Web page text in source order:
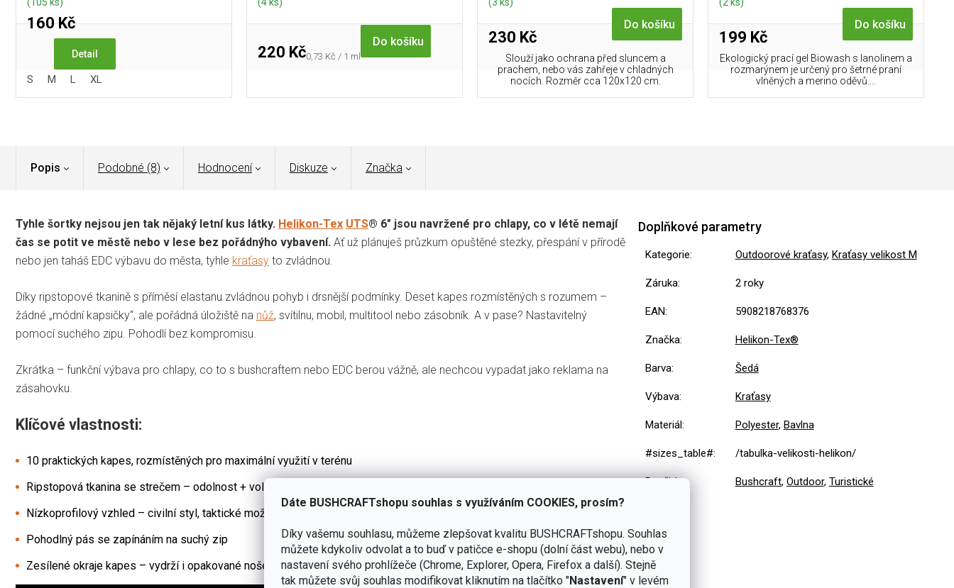
Dáte BUSHCRAFTshopu souhlas s využíváním COOKIES, prosím?
Díky vašemu souhlasu, můžeme zlepšovat kvalitu BUSHCRAFTshopu. Souhlas
můžete kdykoliv odvolat a to buď v patičce e-shopu (dolní část webu), nebo v
nastavení svého prohlížeče (Chrome, Explorer, Opera, Firefox a další). Stejně
tak můžete svůj souhlas modifikovat kliknutím na tlačítko "Nastavení" v levém
160 Kč
Detail
S M L XL
220 KčMěrná
0,73 Kč / 1 ml
Do košíku 230 Kč
Do košíku
Slouží jako ochrana před sluncem a
prachem, nebo vás zahřeje v chladných
nocích. Rozměr cca 120x120 cm.
199 Kč
Do košíku
Ekologický prací gel Biowash s lanolinem a
rozmarýnem je určený pro šetrné praní
vlněných a merino oděvů....
Popis Podobné (8) Hodnocení Diskuze Značka
Tyhle šortky nejsou jen tak nějaký letní kus látky. Helikon-Tex UTS® 6" jsou navržené pro chlapy, co v létě nemají
čas se potit ve městě nebo v lese bez pořádnýho vybavení. Ať už plánuješ průzkum opuštěné stezky, přespání v přírodě
nebo jen taháš EDC výbavu do města, tyhle kraťasy to zvládnou.
Díky ripstopové tkanině s příměsí elastanu zvládnou pohyb i drsnější podmínky. Deset kapes rozmístěných s rozumem –
žádné „módní kapsičky“, ale pořádná úložiště na nůž, svítilnu, mobil, multitool nebo zásobník. A v pase? Nastavitelný
pomocí suchého zipu. Pohodlí bez kompromisu.
Zkrátka – funkční výbava pro chlapy, co to s bushcraftem nebo EDC berou vážně, ale nechcou vypadat jako reklama na
zásahovku.
Klíčové vlastnosti:
10 praktických kapes, rozmístěných pro maximální využití v terénu
Ripstopová tkanina se strečem – odolnost + volnost pohybu
Nízkoprofilový vzhled – civilní styl, taktické možnosti
Pohodlný pás se zapínáním na suchý zip
Zesílené okraje kapes – vydrží i opakované nošení nože nebo nářadí s klipem
Doplňkové parametry
Kategorie: Outdoorové kraťasy, Kraťasy velikost M
Záruka: 2 roky
EAN: 5908218768376
Značka: Helikon-Tex®
Barva: Šedá
Výbava: Kraťasy
Materiál: Polyester, Bavlna
#sizes_table#: /tabulka-velikosti-helikon/
Použití: Bushcraft, Outdoor, Turistické